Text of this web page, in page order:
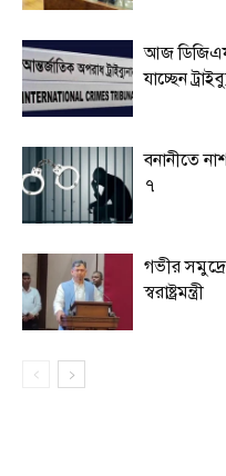
আজ
যাচ্ছেন
বনানীতে
৭
গভীর
স্বরাষ্ট্রমন্ত্রী